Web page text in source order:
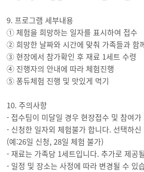
9. 프로그램 세부내용
① 체험을 희망하는 일자를 표시하여 접수
② 희망한 날짜와 시간에 맞춰 가족들과 함
③ 현장에서 참가확인 후 재료 1세트 수령
④ 진행자의 안내에 따라 체험진행
⑤ 퐁듀체험 진행 및 맛있게 먹기
10. 주의사항
- 접수팀이 미달일 경우 현장접수 및 참여가
- 신청한 일자외 체험불가 합니다. 선택하
(예:26일 신청, 28일 체험 불가)
- 재료는 가족당 1세트입니다. 추가로 제공
- 일정 및 장소는 사정에 따라 변경될 수 있